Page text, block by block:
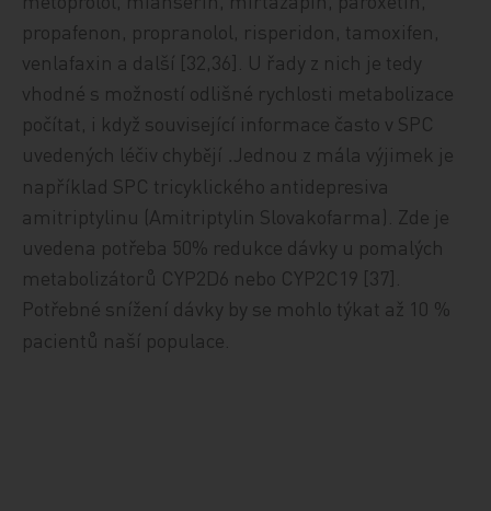
propafenon, propranolol, risperidon, tamoxifen,
venlafaxin a další [32,36]. U řady z nich je tedy
vhodné s možností odlišné rychlosti metabolizace
počítat, i když související informace často v SPC
uvedených léčiv chybějí . Jednou z mála výjimek je
například SPC tricyklického antidepresiva
amitriptylinu (Amitriptylin Slovakofarma). Zde je
uvedena potřeba 50% redukce dávky u pomalých
metabolizátorů CYP2D6 nebo CYP2C19 [37].
Potřebné snížení dávky by se mohlo týkat až 10 %
pacientů naší populace.